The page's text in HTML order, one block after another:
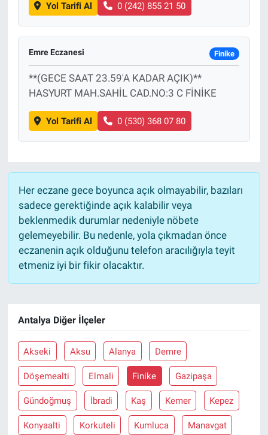
Yol Tarifi Al 0 (242) 855 21 50
Emre Eczanesi Finike
**(GECE SAAT 23.59'A KADAR AÇIK)**
HASYURT MAH.SAHİL CAD.NO:3 C FİNİKE
Yol Tarifi Al 0 (530) 368 07 80
Her eczane gece boyunca açık olmayabilir, bazıları
sadece gerektiğinde açık kalabilir veya
beklenmedik durumlar nedeniyle nöbete
gelemeyebilir. Bu nedenle, yola çıkmadan önce
eczanenin açık olduğunu telefon aracılığıyla teyit
etmeniz iyi bir fikir olacaktır.
Antalya Diğer İlçeler
Akseki Aksu Alanya Demre
Döşemealti Elmali Finike Gazipaşa
Gündoğmuş İbradi Kaş Kemer Kepez
Konyaalti Korkuteli Kumluca Manavgat